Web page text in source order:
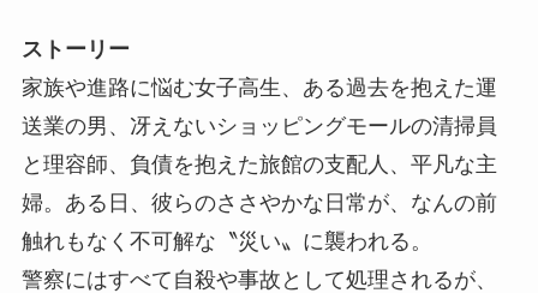
ストーリー
家族や進路に悩む女子高生、ある過去を抱えた運
送業の男、冴えないショッピングモールの清掃員
と理容師、負債を抱えた旅館の支配人、平凡な主
婦。ある日、彼らのささやかな日常が、なんの前
触れもなく不可解な〝災い〟に襲われる。
警察にはすべて自殺や事故として処理されるが、